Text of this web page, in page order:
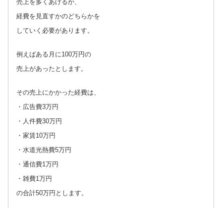
売上を多くあげるか、
経費を見直すかのどちらかを
していく必要があります。
例えばある月に100万円の
売上があったとします。
その売上にかかった経費は、
・広告費3万円
・人件費30万円
・家賃10万円
・水道光熱費5万円
・通信費1万円
・雑費1万円
の合計50万円とします。